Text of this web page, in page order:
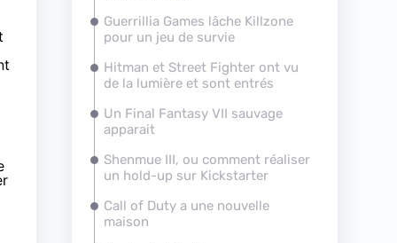
Guerrillia Games lâche Killzone
pour un jeu de survie
Hitman et Street Fighter ont vu
de la lumière et sont entrés
Un Final Fantasy VII sauvage
apparait
Shenmue III, ou comment réaliser
un hold-up sur Kickstarter
Call of Duty a une nouvelle
maison